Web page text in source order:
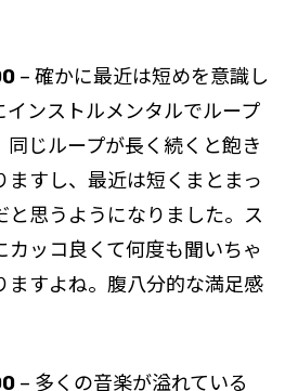
– 確かに最近は短めを意識し
インストルメンタルでループ
じループが長く続くと飽き
ますし、最近は短くまとまっ
と思うようになりました。ス
カッコ良くて何度も聞いちゃ
ますよね。腹八分的な満足感
– 多くの音楽が溢れている